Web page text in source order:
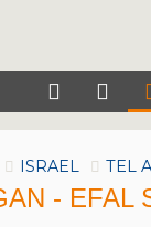
ISRAEL TEL
- EFAL